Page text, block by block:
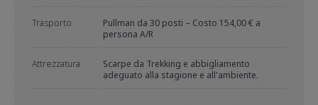
Trasporto
Pullman da 30 posti – Costo 154,00 € a
persona A/R
Attrezzatura
Scarpe da Trekking e abbigliamento
adeguato alla stagione e all'ambiente.